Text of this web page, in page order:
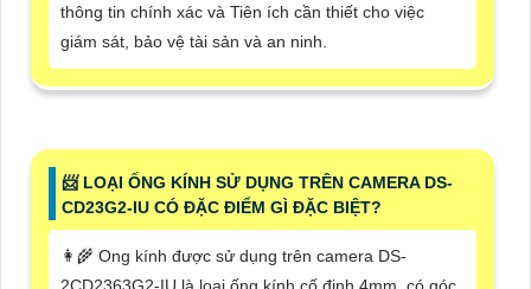
thông tin chính xác và Tiên ích cần thiết cho việc
giám sát, bảo vệ tài sản và an ninh.
📨 LOẠI ỐNG KÍNH SỬ DỤNG TRÊN CAMERA DS-
CD23G2-IU CÓ ĐẶC ĐIỂM GÌ ĐẶC BIỆT?
👩‍🌾 Ong kính được sử dụng trên camera DS-
2CD2363G2-IU là loại ống kính cố định 4mm, có góc